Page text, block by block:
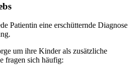
Patientin eine erschütternde Diagnose
um ihre Kinder als zusätzliche
fragen sich häufig: